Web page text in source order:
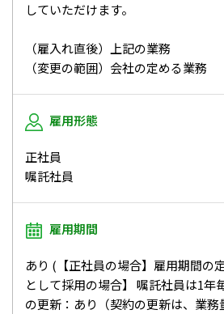
していただけます。
（雇入れ直後）上記の業務
（変更の範囲）会社の定める業務
雇用形態
正社員
嘱託社員
雇用期間
あり (【正社員の場合】雇用期間の
として採用の場合】 嘱託社員は1年
の更新：あり（契約の更新は、業務